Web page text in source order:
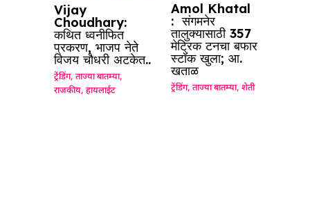
Vijay
Choudhary:
कथित ध्वनीफित
प्रकरण, भाजप नेते
विजय चौधरी अटकेत..
ट्रेंडिंग,ताज्या बातम्या,
राजकीय,हायलाईट
Amol Khatal
: संगमनेर
तालुक्यासाठी 357
मेट्रिक टनचा बफार
स्टॉक खुला; आ.
खताळ
ट्रेंडिंग, ताज्या बातम्या, शेती